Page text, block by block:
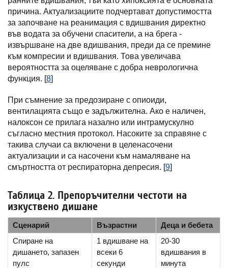
причина. Актуализациите подчертават допустимостта
за започване на реанимация с вдишвания директно
във водата за обучени спасители, а на брега -
извършване на две вдишвания, преди да се премине
към компресии и вдишвания. Това увеличава
вероятността за оцеляване с добра неврологична
функция. [8]
При съмнение за предозиране с опиоиди,
вентилацията също е задължителна. Ако е наличен,
налоксон се прилага назално или интрамускулно
съгласно местния протокол. Насоките за справяне с
такива случаи са включени в целенасочени
актуализации и са насочени към намаляване на
смъртността от респираторна депресия. [9]
Таблица 2. Препоръчителни честоти на
изкуствено дишане
Сценарий Възрастни
Деца и бебета
Спиране на
дишането, запазен
пулс
1 вдишване на
всеки 6
секунди
20-30
вдишвания в
минута